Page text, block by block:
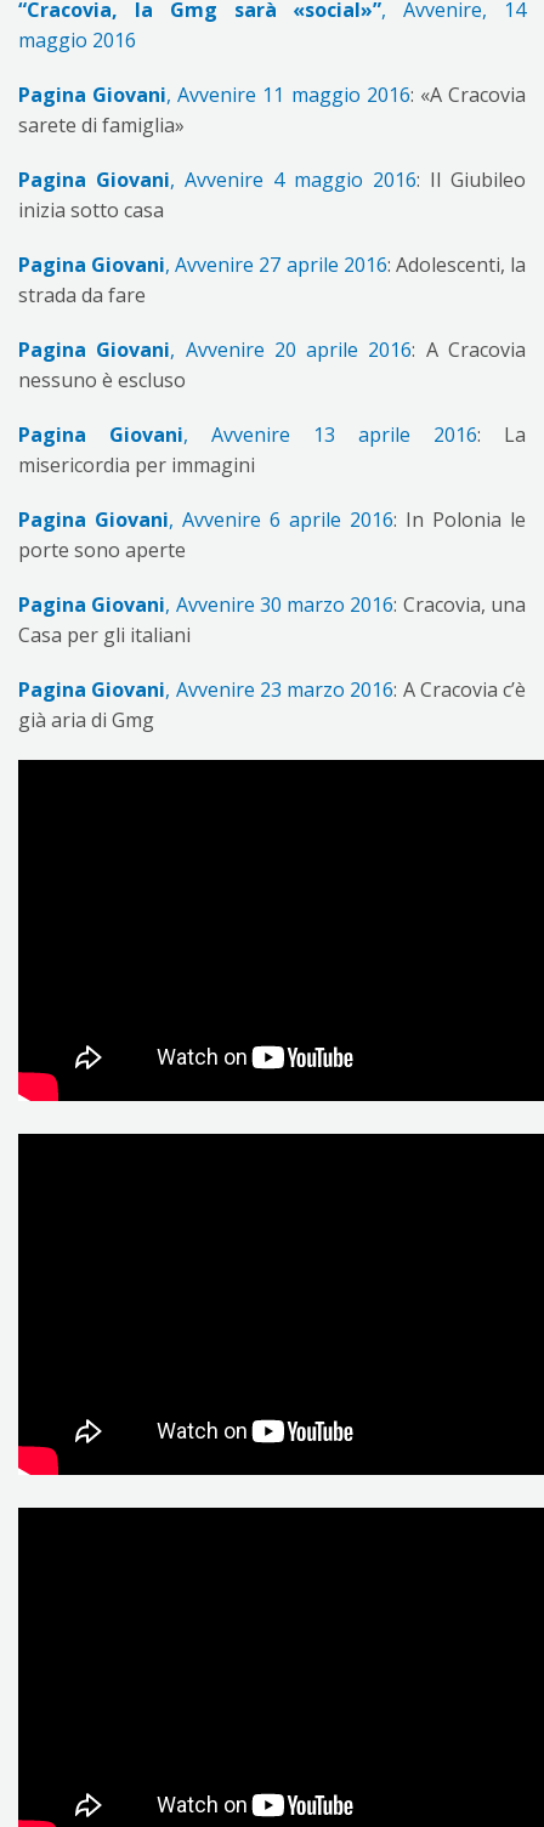
“Cracovia, la Gmg sarà «social»”, Avvenire, 14
maggio 2016
Pagina Giovani, Avvenire 11 maggio 2016: «A Cracovia
sarete di famiglia»
Pagina Giovani, Avvenire 4 maggio 2016: Il Giubileo
inizia sotto casa
Pagina Giovani, Avvenire 27 aprile 2016: Adolescenti, la
strada da fare
Pagina Giovani, Avvenire 20 aprile 2016: A Cracovia
nessuno è escluso
Pagina Giovani, Avvenire 13 aprile 2016: La
misericordia per immagini
Pagina Giovani, Avvenire 6 aprile 2016: In Polonia le
porte sono aperte
Pagina Giovani, Avvenire 30 marzo 2016: Cracovia, una
Casa per gli italiani
Pagina Giovani, Avvenire 23 marzo 2016: A Cracovia c’è
già aria di Gmg